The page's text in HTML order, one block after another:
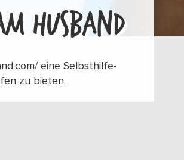
HUSBAND
eine Selbsthilfe-
zu bieten.